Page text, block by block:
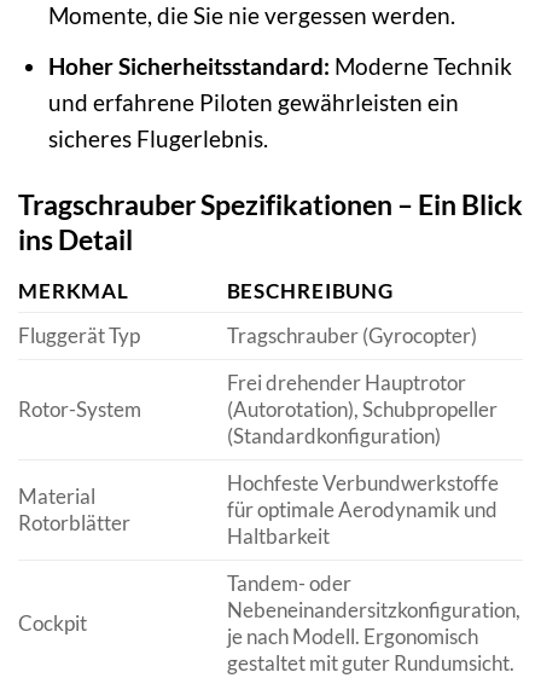
Momente, die Sie nie vergessen werden.
Hoher Sicherheitsstandard: Moderne Technik
und erfahrene Piloten gewährleisten ein
sicheres Flugerlebnis.
Tragschrauber Spezifikationen – Ein Blick
ins Detail
MERKMAL
BESCHREIBUNG
Fluggerät Typ
Tragschrauber (Gyrocopter)
Rotor-System
Frei drehender Hauptrotor
(Autorotation), Schubpropeller
(Standardkonfiguration)
Material
Rotorblätter
Hochfeste Verbundwerkstoffe
für optimale Aerodynamik und
Haltbarkeit
Cockpit
Tandem- oder
Nebeneinandersitzkonfiguration,
je nach Modell. Ergonomisch
gestaltet mit guter Rundumsicht.